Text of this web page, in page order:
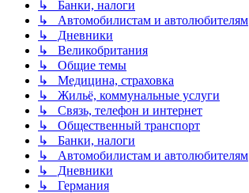
↳ Банки, налоги
↳ Автомобилистам и автолюбителям
↳ Дневники
↳ Великобритания
↳ Общие темы
↳ Медицина, страховка
↳ Жильё, коммунальные услуги
↳ Связь, телефон и интернет
↳ Общественный транспорт
↳ Банки, налоги
↳ Автомобилистам и автолюбителям
↳ Дневники
↳ Германия